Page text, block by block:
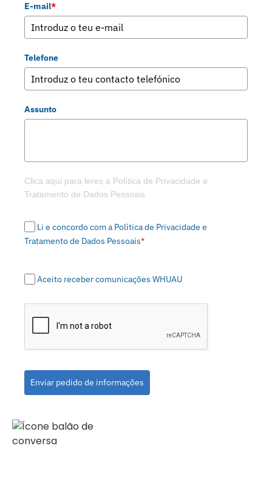
E-mail*
Telefone
Assunto
Clica aqui para leres a Política de Privacidade e
Tratamento de Dados Pessoais
Li e concordo com a Política de Privacidade e
Tratamento de Dados Pessoais*
Aceito receber comunicações WHUAU
Enviar pedido de informações